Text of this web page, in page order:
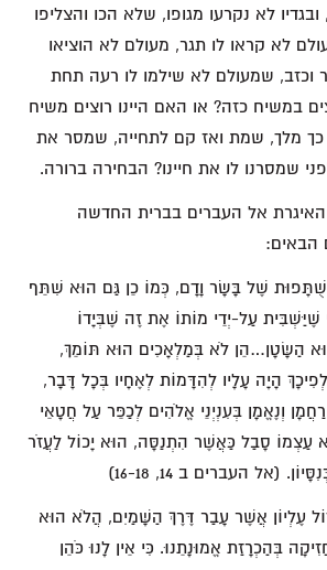
לא נקרעו מגופו, שלא הכו והצליפו
לא קראו לו תגר, מעולם לא הוציאו
וכזב, שמעולם לא שילמו לו רעה תחת
במשיח כזה? או האם היינו רוצים משיח
כך מלך, שמת ואז קם לתחייה, שמסר את
שמסרנו לו את חיינו? הבחירה ברורה.
האיגרת אל העברים בברית החדשה
הבאים:
שֻׁתָּפוּת שֶׁל בָּשָׂר וָדָם, כְּמוֹ כֵן גַּם הוּא שִׁתֵּף
עַל-יְדֵי מוֹתוֹ אֶת זֶה שֶׁבְּיָדוֹ
הַשָּׂטָן…הֵן לֹא בְּמַלְאָכִים הוּא תּוֹמֵךְ,
הָיָה עָלָיו לְהִדָּמוֹת לְאֶחָיו בְּכָל דָּבָר,
וְנֶאֱמָן בְּעִנְיְנֵי אֱלֹהִים לְכַפֵּר עַל חֲטָאֵי
עַצְמוֹ סָבַל כַּאֲשֶׁר הִתְנַסָּה, הוּא יָכוֹל לַעֲזֹר
(אל העברים ב 14, 16-18)
עֶלְיוֹן אֲשֶׁר עָבַר דֶּרֶךְ הַשָּׁמַיִם, הֲלֹא הוּא
בְּהַכְרָזַת אֱמוּנָתֵנוּ. כִּי אֵין לָנוּ כֹּהֵן